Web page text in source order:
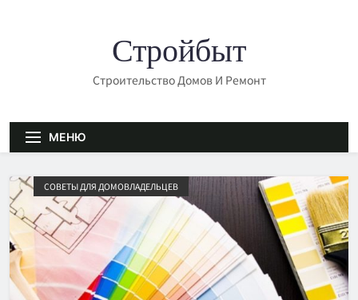
Стройбыт
Строительство Домов И Ремонт
МЕНЮ
СОВЕТЫ ДЛЯ ДОМОВЛАДЕЛЬЦЕВ